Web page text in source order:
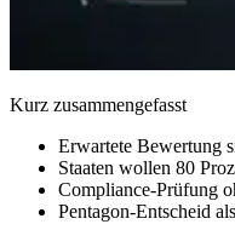
Kurz zusammengefasst
Erwartete Bewertung
Staaten wollen 80
Compliance-Prüfung
Pentagon-Entscheid